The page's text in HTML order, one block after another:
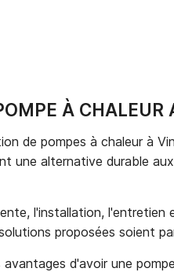
À
de pompes à chaleur à
une alternative durable
l'installation, l'entretien
proposées soient
d'avoir une